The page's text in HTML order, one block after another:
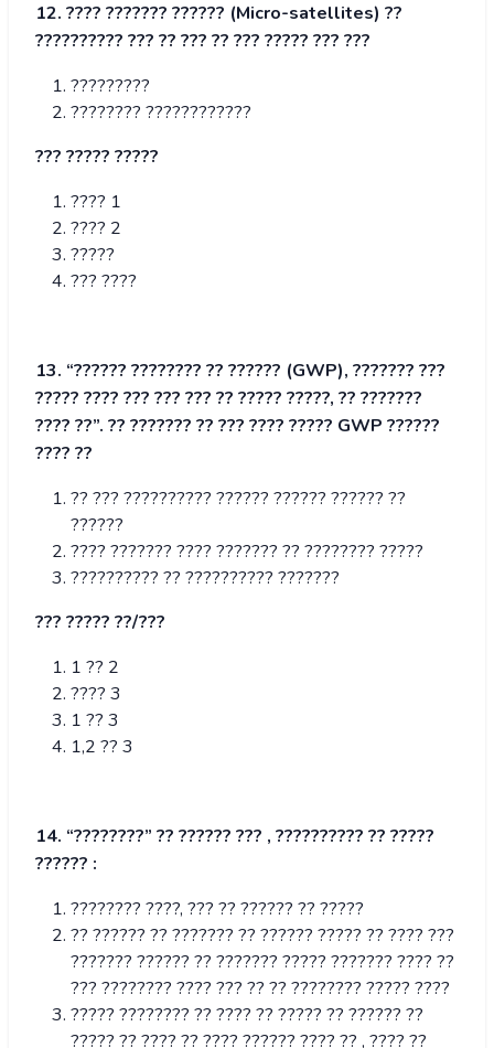
12. ???? ??????? ?????? (Micro-satellites) ??
?????????? ??? ?? ??? ?? ??? ????? ??? ???
?????????
???????? ????????????
??? ????? ?????
???? 1
???? 2
?????
??? ????
13. “?????? ???????? ?? ?????? (GWP), ??????? ???
????? ???? ??? ??? ??? ?? ????? ?????, ?? ???????
???? ??”. ?? ??????? ?? ??? ???? ????? GWP ??????
???? ??
?? ??? ?????????? ?????? ?????? ?????? ??
??????
???? ??????? ???? ??????? ?? ???????? ?????
?????????? ?? ?????????? ???????
??? ????? ??/???
1 ?? 2
???? 3
1 ?? 3
1,2 ?? 3
14. “????????” ?? ?????? ??? , ?????????? ?? ?????
?????? :
???????? ????, ??? ?? ?????? ?? ?????
?? ?????? ?? ??????? ?? ?????? ????? ?? ???? ???
??????? ?????? ?? ??????? ????? ??????? ???? ??
??? ???????? ???? ??? ?? ?? ???????? ????? ????
????? ???????? ?? ???? ?? ????? ?? ?????? ??
????? ?? ???? ?? ???? ?????? ???? ?? , ???? ??